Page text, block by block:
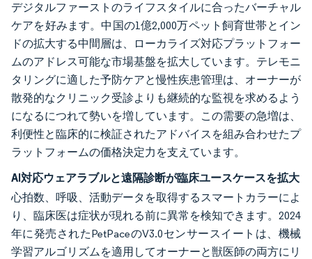
デジタルファーストのライフスタイルに合ったバーチャル
ケアを好みます。中国の1億2,000万ペット飼育世帯とイン
ドの拡大する中間層は、ローカライズ対応プラットフォー
ムのアドレス可能な市場基盤を拡大しています。テレモニ
タリングに適した予防ケアと慢性疾患管理は、オーナーが
散発的なクリニック受診よりも継続的な監視を求めるよう
になるにつれて勢いを増しています。この需要の急増は、
利便性と臨床的に検証されたアドバイスを組み合わせたプ
ラットフォームの価格決定力を支えています。
AI対応ウェアラブルと遠隔診断が臨床ユースケースを拡大
心拍数、呼吸、活動データを取得するスマートカラーによ
り、臨床医は症状が現れる前に異常を検知できます。2024
年に発売されたPetPaceのV3.0センサースイートは、機械
学習アルゴリズムを適用してオーナーと獣医師の両方にリ